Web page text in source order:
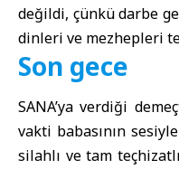
değildi, çünkü darbe
dinleri ve mezhepleri
Son gece
SANA’ya verdiği
vakti babasının
silahlı ve tam